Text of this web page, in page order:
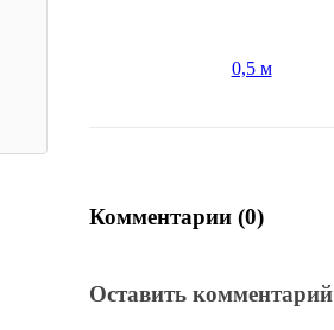
Комментарии (0)
Оставить комментарий